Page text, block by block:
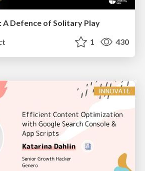
A Defence of Solitary Play
1 430